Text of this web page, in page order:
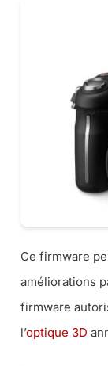
Ce firmware
améliorations
firmware
l’optique 3D